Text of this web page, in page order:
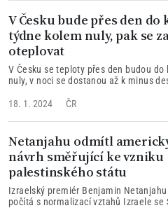
V Česku bude přes den do
týdne kolem nuly, pak se
oteplovat
V Česku se teploty přes den budou
nuly, v noci se dostanou až k minus
18. 1. 2024 ČR
Netanjahu odmítl
návrh směřující ke vzniku
palestinského státu
Izraelský premiér Benjamin
počítá s normalizací vztahů Izraele se